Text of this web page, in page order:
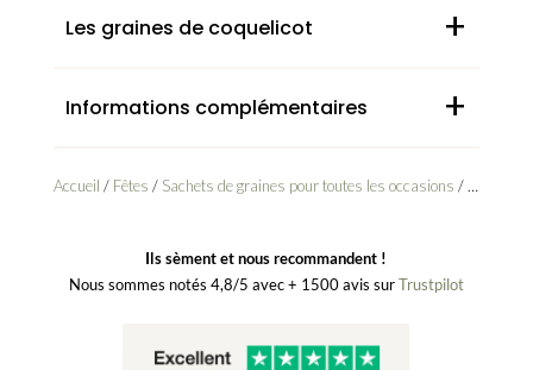
Les graines de coquelicot +
Informations complémentaires +
Accueil / Fêtes / Sachets de graines pour toutes les occasions / Tous mes voeux – Décoration de table de Noël à semer
Ils sèment et nous recommandent !
Nous sommes notés 4,8/5 avec + 1500 avis surTrustpilot